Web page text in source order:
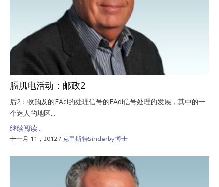
膈肌电活动：邮政2
后2：收购及的EAdi的处理信号的EAdi信号处理的发展，其中的一
个迷人的地区...
继续阅读...
十一月 11，2012/ 克里斯特Sinderby博士